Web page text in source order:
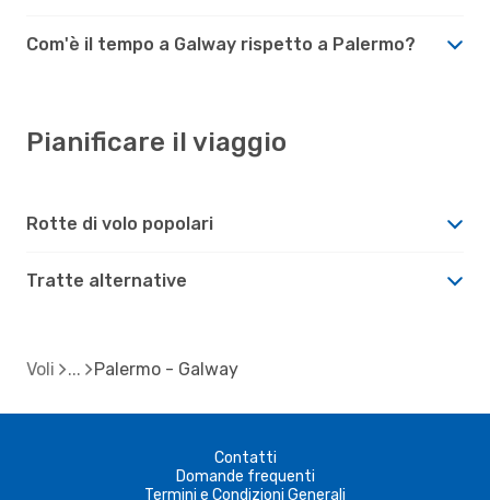
Com'è il tempo a Galway rispetto a Palermo?
Pianificare il viaggio
Rotte di volo popolari
Tratte alternative
Voli Palermo - Galway
Contatti
Domande frequenti
Termini e Condizioni Generali